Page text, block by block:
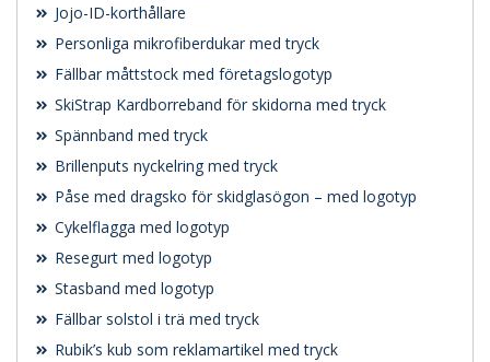
Jojo-ID-korthållare
Personliga mikrofiberdukar med tryck
Fällbar måttstock med företagslogotyp
SkiStrap Kardborreband för skidorna med tryck
Spännband med tryck
Brillenputs nyckelring med tryck
Påse med dragsko för skidglasögon – med logotyp
Cykelflagga med logotyp
Resegurt med logotyp
Stasband med logotyp
Fällbar solstol i trä med tryck
Rubik’s kub som reklamartikel med tryck